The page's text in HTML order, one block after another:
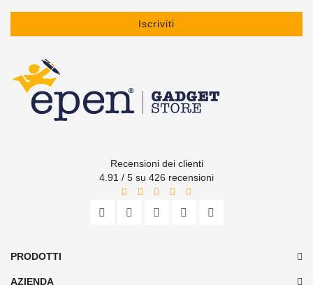
Iscriviti
Recensioni dei clienti
4.91 / 5 su 426 recensioni
PRODOTTI
AZIENDA